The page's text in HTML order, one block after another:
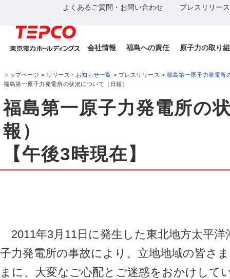
よくあるご質問・お問い合わせ プレスリリー
会社情報 福島への責任 原子力の取り
トップページ > リリース・お知らせ一覧 > プレスリリース >福島第一原子力発電所
福島第一原子力発電所の状況について（日報）
福島第一原子力発電所の
報）
【午後3時現在】
2011年3月11日に発生した東北地方太平洋
子力発電所の事故により、立地地域の皆さ
まに、大変なご心配とご迷惑をおかけして